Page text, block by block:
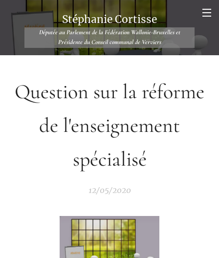
Stéphanie Cortisse
Députée au Parlement de la Fédération Wallonie-Bruxelles et
Présidente du Conseil communal de Verviers
Question sur la réforme
de l'enseignement
spécialisé
12/05/2020